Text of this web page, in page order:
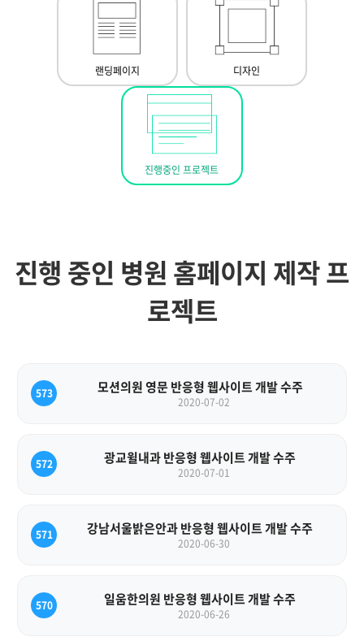
랜딩페이지 디자인
진행중인 프로젝트
진행 중인 병원 홈페이지 제작 프
로젝트
573 모션의원 영문 반응형 웹사이트 개발 수주
2020-07-02
572 광교윌내과 반응형 웹사이트 개발 수주
2020-07-01
571 강남서울밝은안과 반응형 웹사이트 개발 수주
2020-06-30
570 일움한의원 반응형 웹사이트 개발 수주
2020-06-26